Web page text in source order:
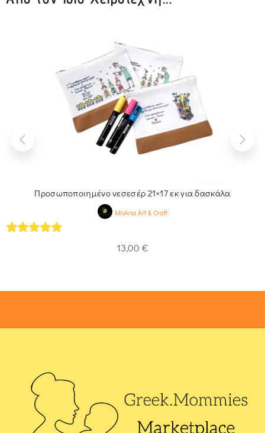
Προσωποποιημένο νεσεσέρ 21×17 εκ για δασκάλα
MoAna Art & Craft
13,00 €